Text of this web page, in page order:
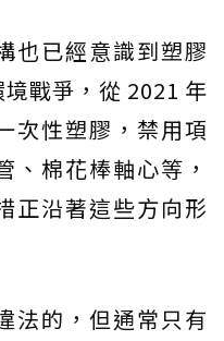
也已經意識到塑膠
戰爭，從 2021 年
次性塑膠，禁用項
、棉花棒軸心等，
正沿著這些方向形
法的，但通常只有